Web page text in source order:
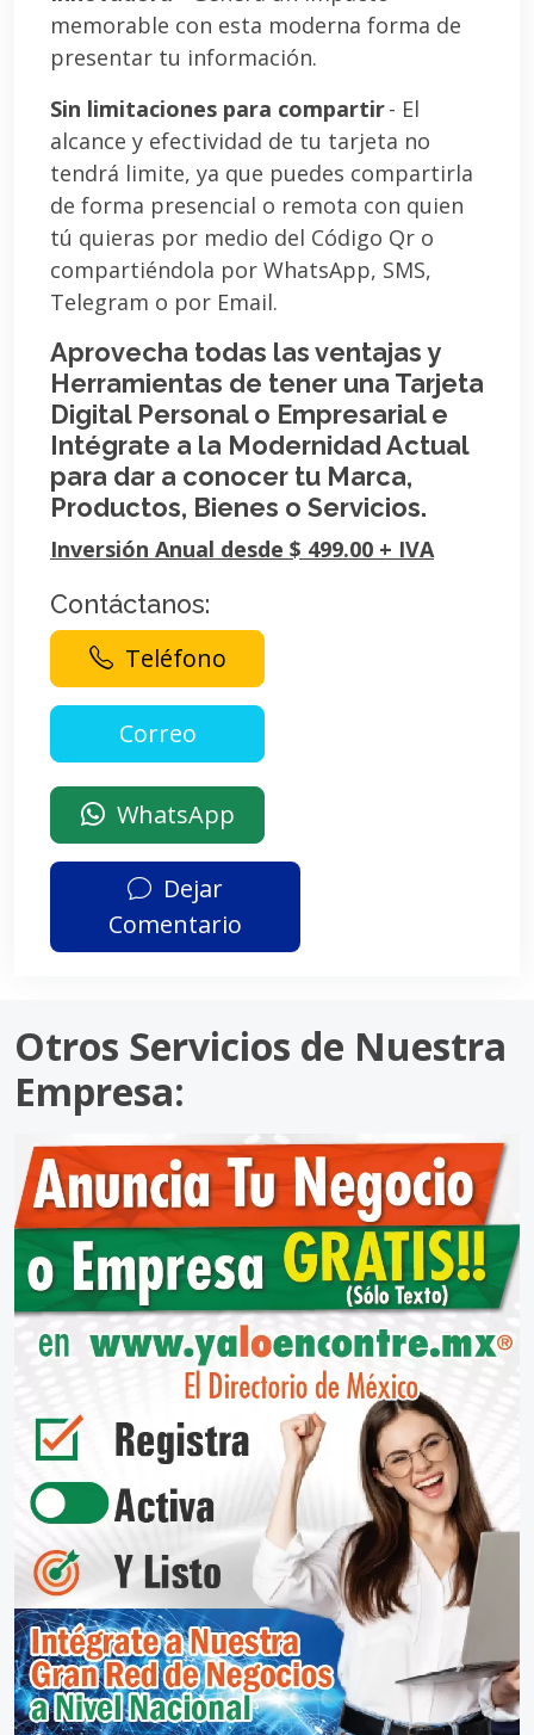
memorable con esta moderna forma de
presentar tu información.
Sin limitaciones para compartir- El
alcance y efectividad de tu tarjeta no
tendrá limite, ya que puedes compartirla
de forma presencial o remota con quien
tú quieras por medio del Código Qr o
compartiéndola por WhatsApp, SMS,
Telegram o por Email.
Aprovecha todas las ventajas y
Herramientas de tener una Tarjeta
Digital Personal o Empresarial e
Intégrate a la Modernidad Actual
para dar a conocer tu Marca,
Productos, Bienes o Servicios.
Inversión Anual desde $ 499.00 + IVA
Contáctanos:
Teléfono
WhatsApp
Dejar
Comentario
Otros Servicios de Nuestra
Empresa: